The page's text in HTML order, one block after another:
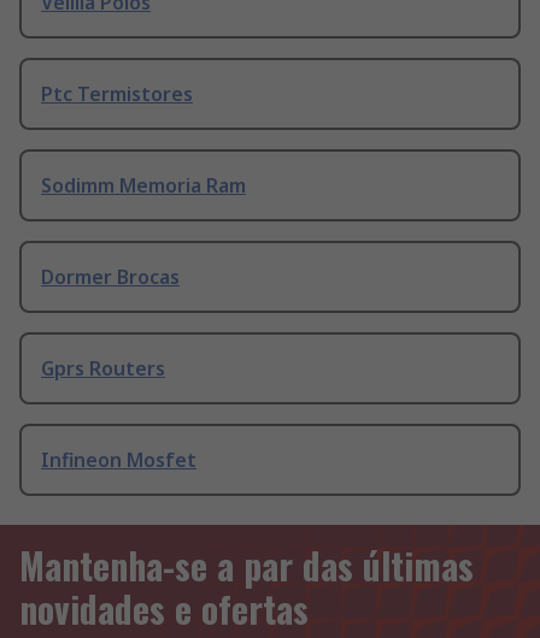
Ptc Termistores
Sodimm Memoria Ram
Dormer Brocas
Gprs Routers
Infineon Mosfet
Mantenha-se a par das últimas
novidades e ofertas